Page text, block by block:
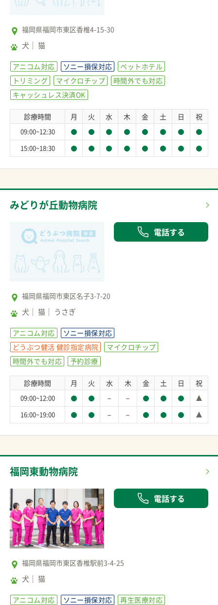
福岡県福岡市東区香椎4-15-30
犬 猫
アニコム対応 ソニー損保対応
ペットホテル
トリミング
マイクロチップ
時間外でも対応
キャッシュレス決済OK
診療時間 月 火 水 木 金 土 日 祝
09:00~12:30
15:00~18:30
みどりが丘動物病院
電話する
福岡県福岡市東区名子3-7-20
犬 猫 うさぎ
アニコム対応
ソニー損保対応
どうぶつ健活 健診指定病院
マイクロチップ
時間外でも対応
予約診療
診療時間 月 火 水 木 金 土 日 祝
09:00~12:00 － －
16:00~19:00 － －
福岡東動物病院
電話する
福岡県福岡市東区香椎駅前3-4-25
犬 猫
アニコム対応 ソニー損保対応
再生医療対応